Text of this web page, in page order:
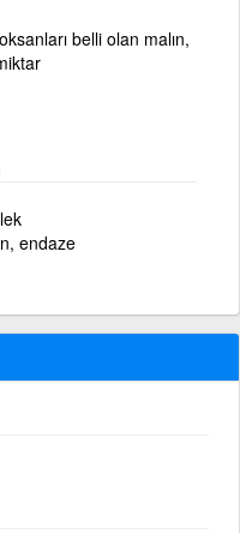
belli olan malın,
endaze